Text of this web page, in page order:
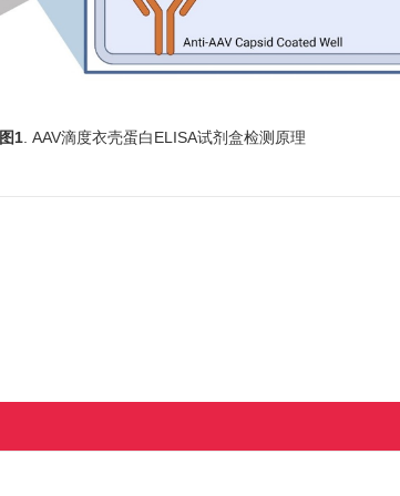
图1. AAV滴度衣壳蛋白ELISA试剂盒检测原理